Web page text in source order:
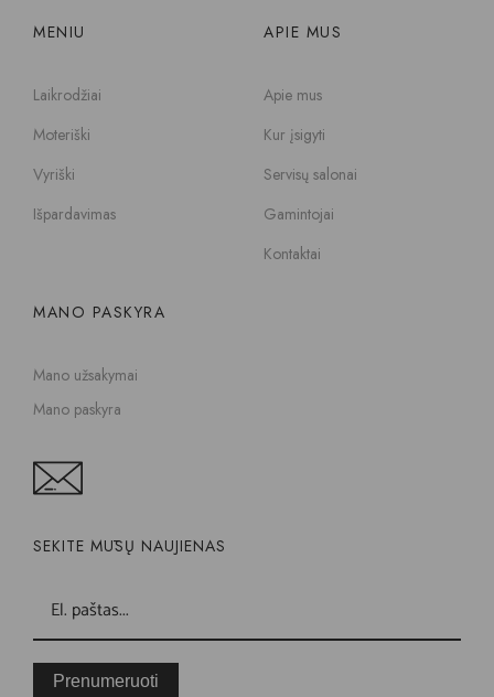
MENIU
Laikrodžiai
Moteriški
Vyriški
Išpardavimas
APIE MUS
Apie mus
Kur įsigyti
Servisų salonai
Gamintojai
Kontaktai
MANO PASKYRA
Mano užsakymai
Mano paskyra
SEKITE MŪSŲ NAUJIENAS
Prenumeruoti